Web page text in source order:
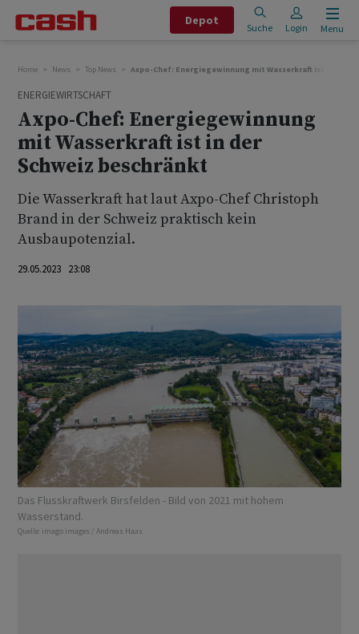
Depot
Suche Login Menu
Home News Top News Axpo-Chef: Energiegewinnung mit Wasserkraft ist in der
ENERGIEWIRTSCHAFT
Axpo-Chef: Energiegewinnung
mit Wasserkraft ist in der
Schweiz beschränkt
Die Wasserkraft hat laut Axpo-Chef Christoph
Brand in der Schweiz praktisch kein
Ausbaupotenzial.
29.05.2023 23:08
Das Flusskraftwerk Birsfelden - Bild von 2021 mit hohem
Wasserstand.
Quelle: imago images / Andreas Haas